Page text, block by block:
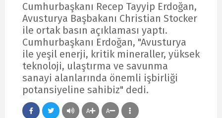
Cumhurbaşkanı Recep Tayyip Erdoğan,
Avusturya Başbakanı Christian Stocker
ile ortak basın açıklaması yaptı.
Cumhurbaşkanı Erdoğan, "Avusturya
ile yeşil enerji, kritik mineraller, yüksek
teknoloji, ulaştırma ve savunma
sanayi alanlarında önemli işbirliği
potansiyeline sahibiz" dedi.
A A